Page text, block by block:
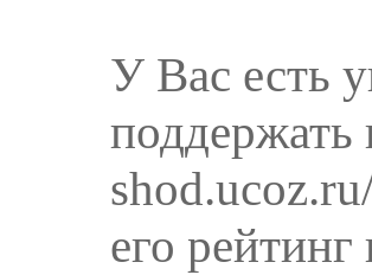
У Вас есть
поддержать
его